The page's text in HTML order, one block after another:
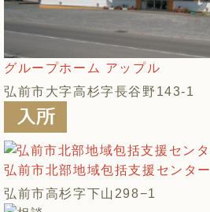
グループホーム アップル
弘前市大字高杉字長谷野143-1
弘前市北部地域包括支援センター
弘前市高杉字下山298−1